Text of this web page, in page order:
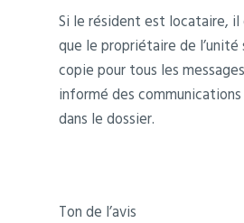
Si le résident est locataire,
que le propriétaire de
copie pour tous les
informé des
dans le dossier.
Ton de l’avis